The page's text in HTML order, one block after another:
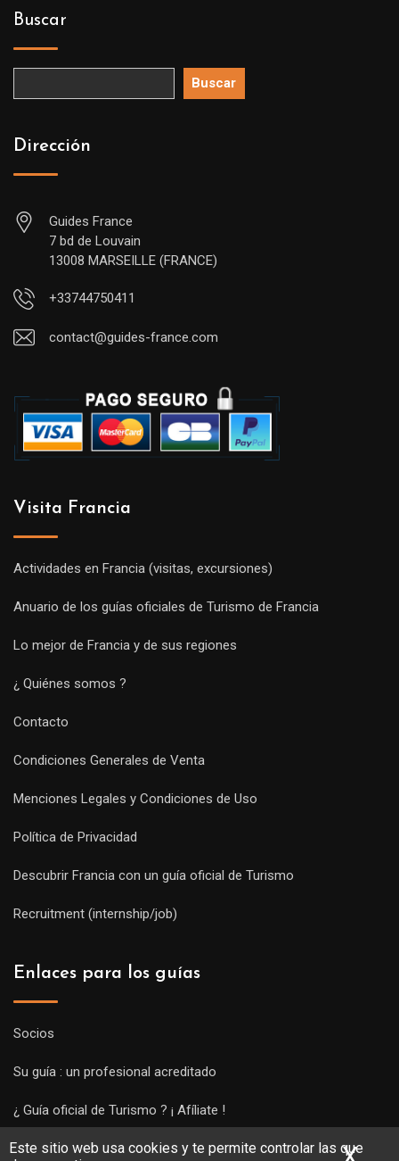
Este sitio web usa cookies y te permite controlar las que
Buscar
Buscar
Dirección
Guides France
7 bd de Louvain
13008 MARSEILLE (FRANCE)
+33744750411
contact@guides-france.com
Visita Francia
Actividades en Francia (visitas, excursiones)
Anuario de los guías oficiales de Turismo de Francia
Lo mejor de Francia y de sus regiones
¿ Quiénes somos ?
Contacto
Condiciones Generales de Venta
Menciones Legales y Condiciones de Uso
Política de Privacidad
Descubrir Francia con un guía oficial de Turismo
Recruitment (internship/job)
Enlaces para los guías
Socios
Su guía : un profesional acreditado
¿ Guía oficial de Turismo ? ¡ Afíliate !
Subir una visita y empezar a trabajar !